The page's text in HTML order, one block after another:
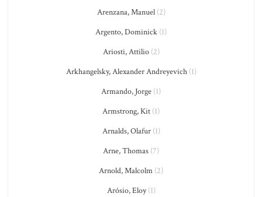
Arenzana, Manuel(2)
Argento, Dominick (1)
Ariosti, Attilio(2)
Arkhangelsky, Alexander Andreyevich(1)
Armando, Jorge (1)
Armstrong, Kit (1)
Arnalds, Olafur(1)
Arne, Thomas (7)
Arnold, Malcolm (2)
Arósio, Eloy(1)